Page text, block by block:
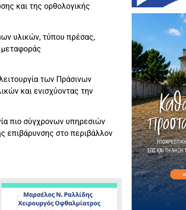
και της ορθολογικής
υλικών, τύπου πρέσας,
των Πράσινων
και ενισχύοντας την
πιο σύγχρονων υπηρεσιών
επιβάρυνσης στο περιβάλλον